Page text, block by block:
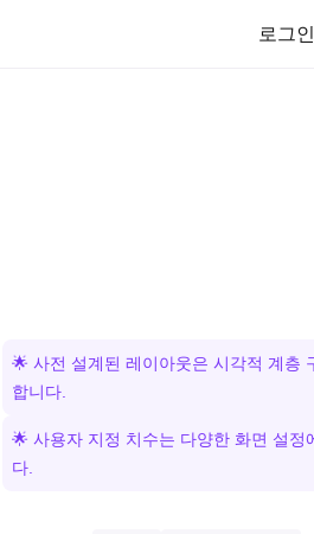
로그인
🌟 사전 설계된 레이아웃은 시각적 계층
합니다.
🌟 사용자 지정 치수는 다양한 화면 설정
다.